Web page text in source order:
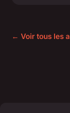
← Voir tous les